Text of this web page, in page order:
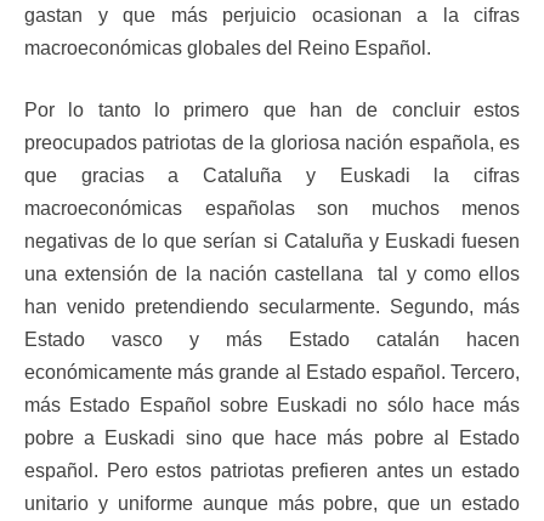
gastan y que más perjuicio ocasionan a la cifras
macroeconómicas globales del Reino Español.
Por lo tanto lo primero que han de concluir estos
preocupados patriotas de la gloriosa nación española, es
que gracias a Cataluña y Euskadi la cifras
macroeconómicas españolas son muchos menos
negativas de lo que serían si Cataluña y Euskadi fuesen
una extensión de la nación castellana tal y como ellos
han venido pretendiendo secularmente. Segundo, más
Estado vasco y más Estado catalán hacen
económicamente más grande al Estado español. Tercero,
más Estado Español sobre Euskadi no sólo hace más
pobre a Euskadi sino que hace más pobre al Estado
español. Pero estos patriotas prefieren antes un estado
unitario y uniforme aunque más pobre, que un estado